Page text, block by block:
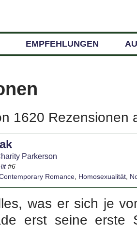
EMPFEHLUNGEN
1620 Rezensionen
Parkerson
#6
Romance, Homosexualität,
was er sich je
erst seine erste